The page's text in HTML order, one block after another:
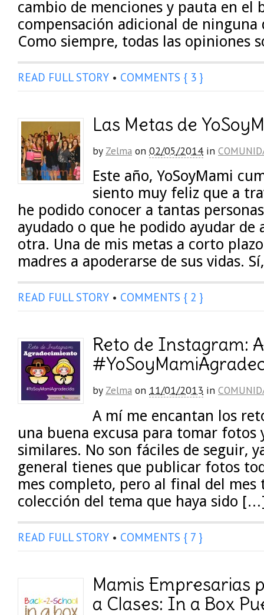
cambio de menciones y pauta en el
compensación adicional de ninguna
Como siempre, todas las opiniones
READ FULL STORY • COMMENTS { 3 }
Las Metas de
by Zelma on 02/05/2014 in
Este año, YoSoyMami
siento muy feliz que a
he podido conocer a tantas
ayudado o que he podido ayudar de
otra. Una de mis metas a corto
madres a apoderarse de sus vidas.
READ FULL STORY • COMMENTS { 2 }
Reto de Instagram:
by Zelma on 11/01/2013 in
A mí me encantan los
una buena excusa para tomar
similares. No son fáciles de seguir,
general tienes que publicar fotos
mes completo, pero al final del mes
colección del tema que haya sido
READ FULL STORY • COMMENTS { 7 }
Mamis Empresarias
a Clases: In a Box